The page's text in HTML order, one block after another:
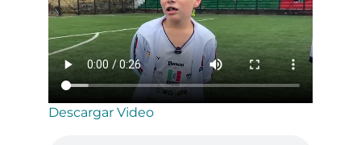
Descargar Video